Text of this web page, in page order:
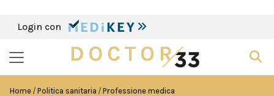
Login con
Home Politica sanitaria Professione medica